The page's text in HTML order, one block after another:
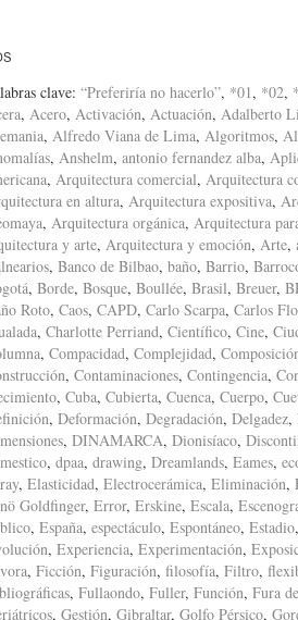
clave: “Preferiría no hacerlo”, *01, *02,
, Acero, Activación, Actuación, Adalberto
, Alfredo Viana de Lima, Algoritmos,
, Anshelm, antonio fernandez alba,
, Arquitectura comercial, Arquitectura
en altura, Arquitectura expositiva,
, Arquitectura orgánica, Arquitectura
y arte, Arquitectura y emoción, Arte,
, Banco de Bilbao, baño, Barrio,
, Borde, Bosque, Boullée, Brasil, Breuer,
Roto, Caos, CAPD, Carlo Scarpa, Carlos
, Charlotte Perriand, Científico, Cine,
, Compacidad, Complejidad,
, Contaminaciones, Contingencia,
, Cuba, Cubierta, Cuenca, Cuerpo,
, Deformación, Degradación, Delgadez,
, DINAMARCA, Dionisíaco,
, dpaa, drawing, Dreamlands, Eames,
, Elasticidad, Electrocerámica, Eliminación,
Goldfinger, Error, Erskine, Escala,
, España, espectáculo, Espontáneo, Estadio,
, Experiencia, Experimentación,
, Ficción, Figuración, filosofía, Filtro,
, Fullaondo, Fuller, Función, Fura
, Gestión, Gibraltar, Golfo Pérsico,